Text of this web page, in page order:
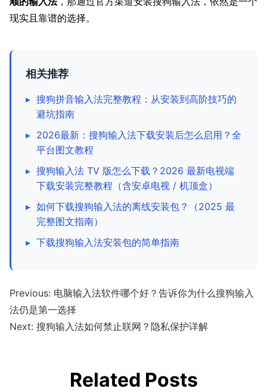
现实且靠谱的选择。
相关推荐
▸ 搜狗拼音输入法完整教程：从安装到高阶技巧的
避坑指南
▸ 2026最新：搜狗输入法下载安装后怎么启用？全
平台图文教程
▸ 搜狗输入法 TV 版怎么下载？2026 最新电视端
下载安装完整教程（含安卓电视 / 机顶盒）
▸ 如何下载搜狗输入法的离线安装包？（2025 最
完整图文指南）
▸ 下载搜狗输入法安装包的简单指南
Previous: 电脑输入法软件哪个好？告诉你为什么搜狗输入
法仍是第一选择
Next: 搜狗输入法如何禁止联网？隐私保护详解
Related Posts